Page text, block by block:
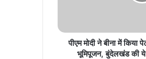
पीएम मोदी ने बीना में
भूमिपूजन, बुंदेलखंड की ये